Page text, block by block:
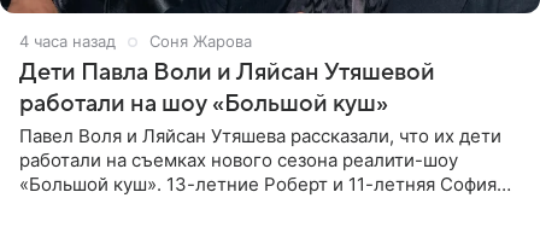
4 часа назад Соня Жарова
Дети Павла Воли и Ляйсан Утяшевой
работали на шоу «Большой куш»
Павел Воля и Ляйсан Утяшева рассказали, что их дети
работали на съемках нового сезона реалити-шоу
«Большой куш». 13-летние Роберт и 11-летняя София